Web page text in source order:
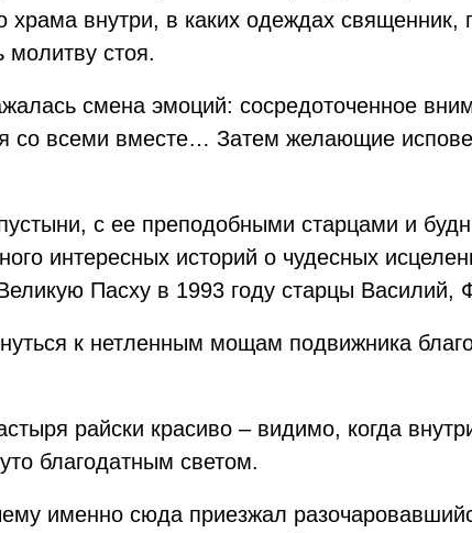
храма внутри, в каких одеждах
молитву стоя.
смена эмоций: сосредоточенное
со всеми вместе… Затем желающие
с ее преподобными старцами и
интересных историй о чудесных
Пасху в 1993 году старцы
к нетленным мощам подвижника
райски красиво – видимо, когда
благодатным светом.
именно сюда приезжал